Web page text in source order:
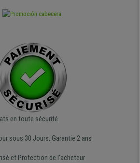
en toute sécurité
sous 30 Jours, Garantie 2 ans
et Protection de l'acheteur